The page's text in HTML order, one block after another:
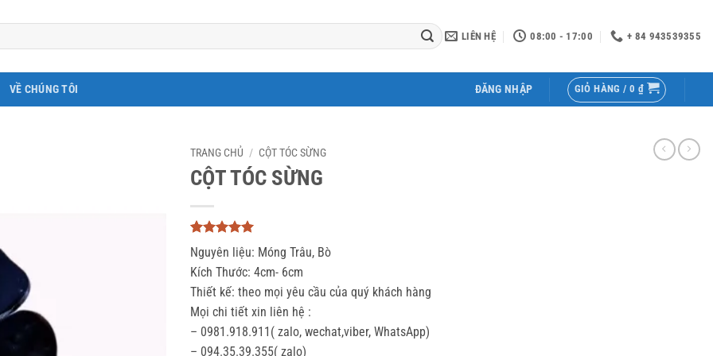
LIÊN HỆ 08:00 - 17:00 + 84 943539355
VỀ CHÚNG TÔI ĐĂNG NHẬP GIỎ HÀNG / 0 ₫
TRANG CHỦ / CỘT TÓC SỪNG
CỘT TÓC SỪNG
5trên 5
dựa trên
3
đánh giá
Nguyên liệu: Móng Trâu, Bò
Kích Thước: 4cm- 6cm
Thiết kế: theo mọi yêu cầu của quý khách hàng
Mọi chi tiết xin liên hệ :
– 0981.918.911( zalo, wechat,viber, WhatsApp)
– 094.35.39.355( zalo)